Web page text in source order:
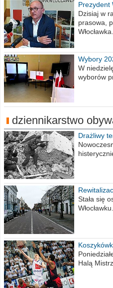
Prezydent
obrażajmy
Dzisiaj w
prasowa,
Wybory
procent
W
wyborów
dziennikarstwo
Drażliwy
Stała się
Halą